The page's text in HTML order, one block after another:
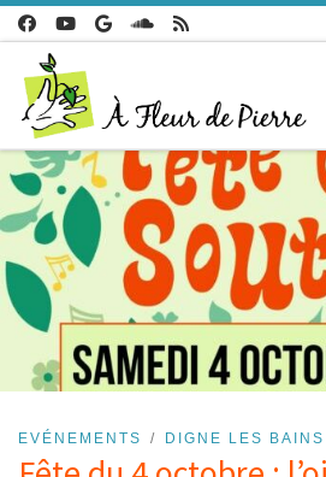
Passer au contenu
EVÉNEMENTS DIGNE LES BAINS